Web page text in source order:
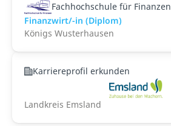
Fachhochschule für Finanzen
Finanzwirt/-in (Diplom)
Königs Wusterhausen
Karriereprofil erkunden
Landkreis Emsland